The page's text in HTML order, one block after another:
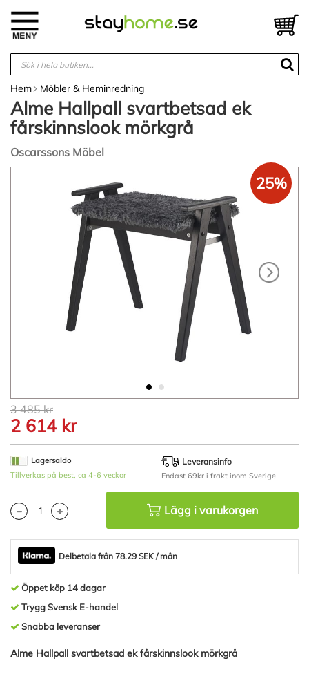
innehållet
Hem Möbler & Heminredning
Alme Hallpall svartbetsad ek
fårskinnslook mörkgrå
Oscarssons Möbel
Hoppa
till
början
av
bildgalleriet
25%
3 485 kr
2 614 kr
Lagersaldo
Tillverkas på best, ca 4-6 veckor
Leveransinfo
Endast 69kr i frakt inom Sverige
Lägg i varukorgen
Delbetala från 78.29 SEK / mån
Öppet köp 14 dagar
Trygg Svensk E-handel
Snabba leveranser
Alme Hallpall svartbetsad ek fårskinnslook mörkgrå